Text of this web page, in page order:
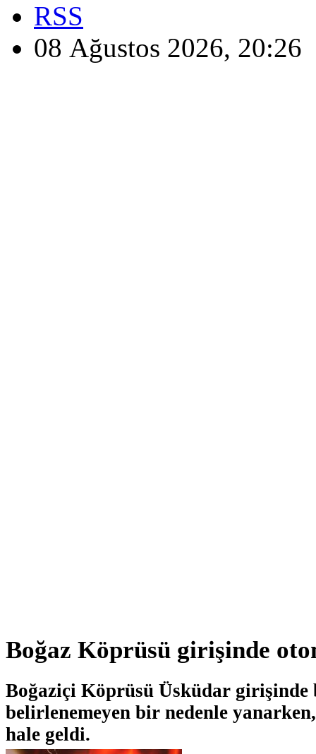
RSS
08 Ağustos 2026, 20:26
Boğaz Köprüsü girişinde
Boğaziçi Köprüsü Üsküdar girişinde
belirlenemeyen bir nedenle
hale geldi.